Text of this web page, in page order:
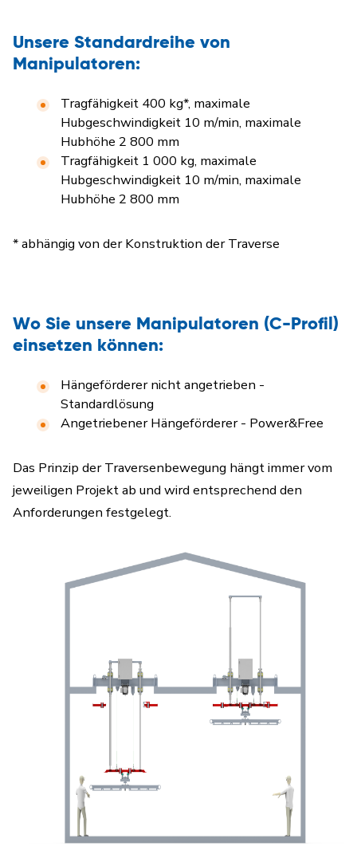
Unsere Standardreihe von
Manipulatoren:
Tragfähigkeit 400 kg*, maximale
Hubgeschwindigkeit 10 m/min, maximale
Hubhöhe 2 800 mm
Tragfähigkeit 1 000 kg, maximale
Hubgeschwindigkeit 10 m/min, maximale
Hubhöhe 2 800 mm
* abhängig von der Konstruktion der Traverse
Wo Sie unsere Manipulatoren (C-Profil)
einsetzen können:
Hängeförderer nicht angetrieben -
Standardlösung
Angetriebener Hängeförderer - Power&Free
Das Prinzip der Traversenbewegung hängt immer vom
jeweiligen Projekt ab und wird entsprechend den
Anforderungen festgelegt.